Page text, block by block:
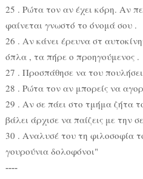
25 . Ρώτα τον αν έχει κόρη. Αν
φαίνεται γνωστό το όνομά σου .
26 . Αν κάνει έρευνα στ
όπλα , τα πήρε ο προηγούμενος .
27 . Προσπάθησε να του
28 . Ρώτα τον αν μπορείς να
29 . Αν σε πάει στο τμήμα ζήτα
βάλει άρχισε να παίζεις με την
30 . Aναλυσέ του τη φιλοσοφία
γουρούνια δολοφόνοι"
----